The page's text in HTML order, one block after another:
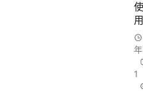
使
用
1